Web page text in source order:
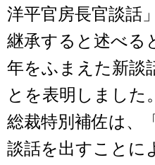
洋平官房長官談話
継承すると述べる
年をふまえた新談
とを表明しました
総裁特別補佐は、
談話を出すことに